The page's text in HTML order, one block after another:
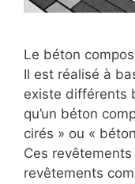
Le béton
Il est réalisé à
existe différents
qu’un béton
cirés » ou «
Ces
revêtements